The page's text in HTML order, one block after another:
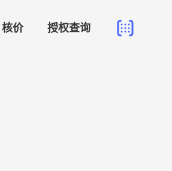
核价 授权查询